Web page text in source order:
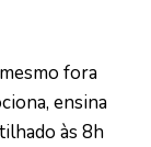
mesmo fora
ensina
às 8h